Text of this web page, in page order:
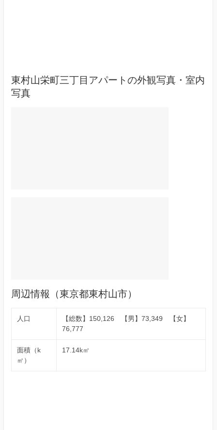
東村山栄町三丁目アパートの外観写真・室内
写真
周辺情報（東京都東村山市）
人口
【総数】150,126 【男】73,349 【女】
76,777
面積（k
㎡）
17.14k㎡